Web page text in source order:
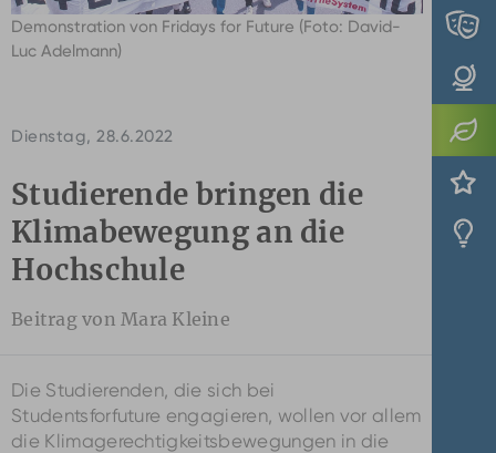
Demonstration von Fridays for Future (Foto: David-
Luc Adelmann)
Dienstag, 28.6.2022
Studierende bringen die
Klimabewegung an die
Hochschule
Beitrag von Mara Kleine
Die Studierenden, die sich bei
Studentsforfuture engagieren, wollen vor allem
die Klimagerechtigkeitsbewegungen in die